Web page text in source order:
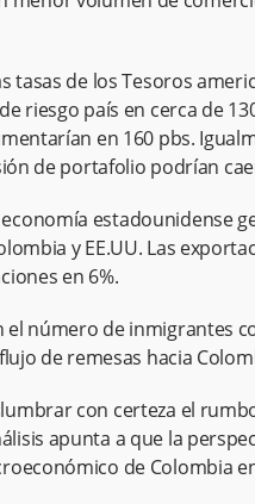
tasas de los Tesoros
riesgo país en cerca de
en 160 pbs.
de portafolio podrían
estadounidense
y EE.UU. Las
en 6%.
el número de inmigrantes
de remesas hacia
con certeza el
apunta a que la
de Colombia